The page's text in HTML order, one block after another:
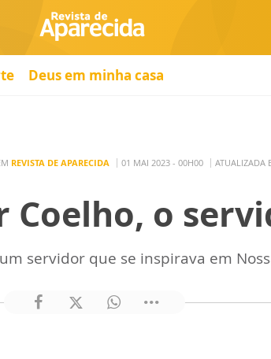
Deus em minha casa
REVISTA DE APARECIDA 01 MAI 2023 - 00H00 ATUALIZADA
Coelho, o
servidor que se inspirava em